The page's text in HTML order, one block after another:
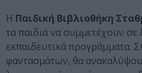
Η Παιδική Βιβλιοθήκη
τα παιδιά να συμμετέχουν
εκπαιδευτικά προγράμματα.
φαντασμάτων, θα